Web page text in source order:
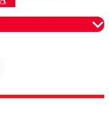
para garantizar un